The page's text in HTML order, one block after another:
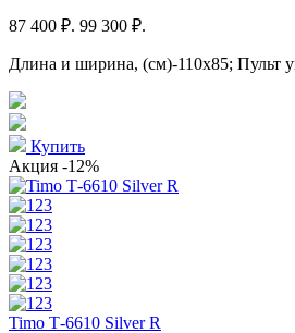
87 400 ₽. 99 300 ₽.
Длина и ширина, (см)-110x85; Пульт
Купить
Акция -12%
Timo Т-6610 Silver R